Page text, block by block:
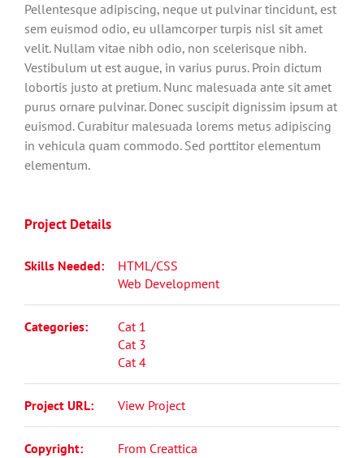
Pellentesque adipiscing, neque ut pulvinar tincidunt, est
sem euismod odio, eu ullamcorper turpis nisl sit amet
velit. Nullam vitae nibh odio, non scelerisque nibh.
Vestibulum ut est augue, in varius purus. Proin dictum
lobortis justo at pretium. Nunc malesuada ante sit amet
purus ornare pulvinar. Donec suscipit dignissim ipsum at
euismod. Curabitur malesuada lorems metus adipiscing
in vehicula quam commodo. Sed porttitor elementum
elementum.
Project Details
Skills Needed:
HTML/CSS
Web Development
Categories:
Cat 1
Cat 3
Cat 4
Project URL: View Project
Copyright: From Creattica